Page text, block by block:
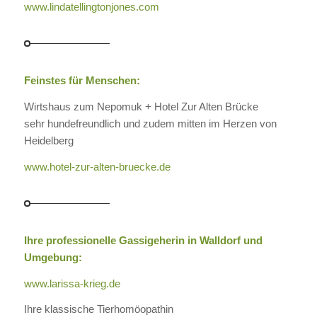
www.lindatellingtonjones.com
Feinstes für Menschen:
Wirtshaus zum Nepomuk + Hotel Zur Alten Brücke
sehr hundefreundlich und zudem mitten im Herzen von
Heidelberg
www.hotel-zur-alten-bruecke.de
Ihre professionelle Gassigeherin in Walldorf und
Umgebung:
www.larissa-krieg.de
Ihre klassische Tierhomöopathin